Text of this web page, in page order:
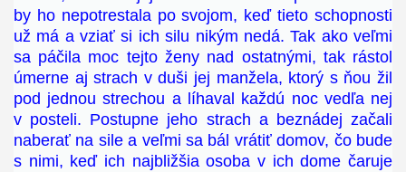
by ho nepotrestala po svojom, keď tieto schopnosti
už má a vziať si ich silu nikým nedá. Tak ako veľmi
sa páčila moc tejto ženy nad ostatnými, tak rástol
úmerne aj strach v duši jej manžela, ktorý s ňou žil
pod jednou strechou a líhaval každú noc vedľa nej
v posteli. Postupne jeho strach a beznádej začali
naberať na sile a veľmi sa bál vrátiť domov, čo bude
s nimi, keď ich najbližšia osoba v ich dome čaruje